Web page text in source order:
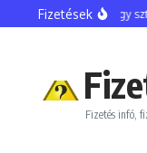
Ugrás a tartalomhoz
Fizetések
Mennyit keres egy
Fizetés infó,